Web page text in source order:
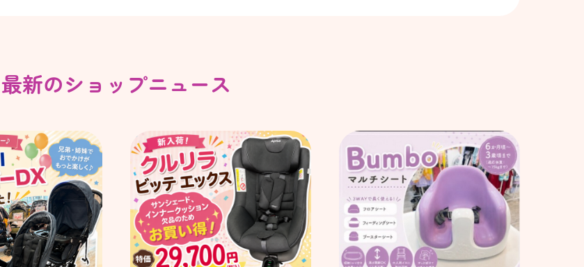
最新のショップニュース